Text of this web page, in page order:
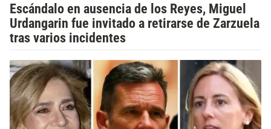
Escándalo en ausencia de los Reyes, Miguel
Urdangarin fue invitado a retirarse de Zarzuela
tras varios incidentes